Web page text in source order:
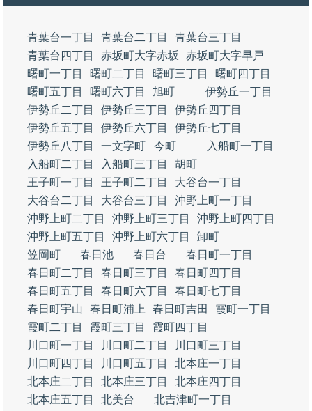
青葉台一丁目 青葉台二丁目
青葉台三丁目
青葉台四丁目
赤坂町大字赤坂
赤坂町大字早戸
曙町一丁目
曙町二丁目 曙町三丁目
曙町四丁目
曙町五丁目
曙町六丁目 旭町
伊勢丘一丁目
伊勢丘二丁目
伊勢丘三丁目
伊勢丘四丁目
伊勢丘五丁目
伊勢丘六丁目
伊勢丘七丁目
伊勢丘八丁目
一文字町 今町
入船町一丁目
入船町二丁目
入船町三丁目
胡町
王子町一丁目
王子町二丁目
大谷台一丁目
大谷台二丁目
大谷台三丁目
沖野上町一丁目
沖野上町二丁目
沖野上町三丁目
沖野上町四丁目
沖野上町五丁目
沖野上町六丁目
卸町
笠岡町
春日池 春日台
春日町一丁目
春日町二丁目
春日町三丁目
春日町四丁目
春日町五丁目
春日町六丁目
春日町七丁目
春日町宇山
春日町浦上 春日町吉田
霞町一丁目
霞町二丁目
霞町三丁目
霞町四丁目
川口町一丁目
川口町二丁目
川口町三丁目
川口町四丁目
川口町五丁目
北本庄一丁目
北本庄二丁目
北本庄三丁目
北本庄四丁目
北本庄五丁目
北美台
北吉津町一丁目